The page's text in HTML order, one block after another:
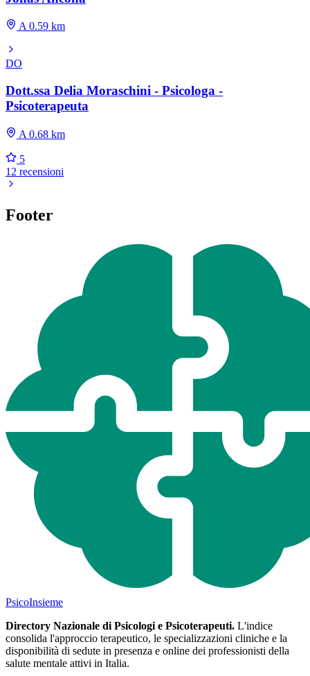
A 0.59 km
DO
Dott.ssa Delia Moraschini - Psicologa -
Psicoterapeuta
A 0.68 km
5
12 recensioni
Footer
PsicoInsieme
Directory Nazionale di Psicologi e Psicoterapeuti. L'indice
consolida l'approccio terapeutico, le specializzazioni cliniche e la
disponibilità di sedute in presenza e online dei professionisti della
salute mentale attivi in Italia.